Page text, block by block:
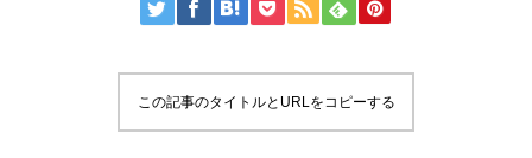
この記事のタイトルとURLをコピーする